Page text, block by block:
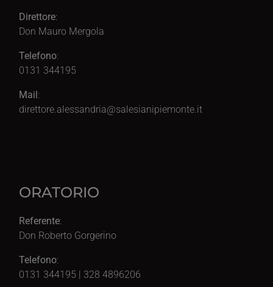
Direttore:
Don Mauro Mergola
Telefono:
0131 344195
Mail :
direttore.alessandria@salesianipiemonte.it
ORATORIO
Referente:
Don Roberto Gorgerino
Telefono:
0131 344195 | 328 4896206